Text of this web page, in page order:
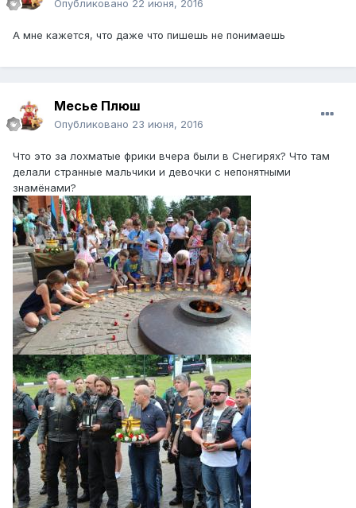
Опубликовано 22 июня, 2016
А мне кажется, что даже что пишешь не понимаешь
Месье Плюш
Опубликовано 23 июня, 2016
Что это за лохматые фрики вчера были в Снегирях? Что там
делали странные мальчики и девочки с непонятными
знамёнами?